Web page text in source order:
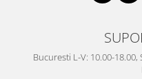
Bucuresti L-V: 10.00-18.00,